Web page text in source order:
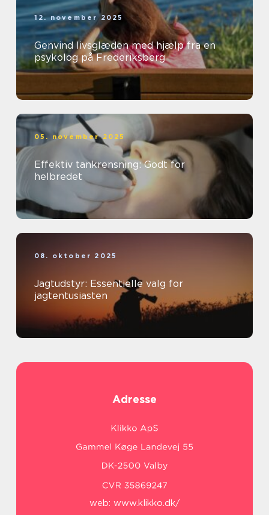
12. november 2025
Genvind livsglæden med hjælp fra en
psykolog på Frederiksberg
05. november 2025
Effektiv tankrensning: Godt for
helbredet
08. oktober 2025
Jagtudstyr: Essentielle valg for
jagtentusiasten
Adresse
web: www.klikko.dk/